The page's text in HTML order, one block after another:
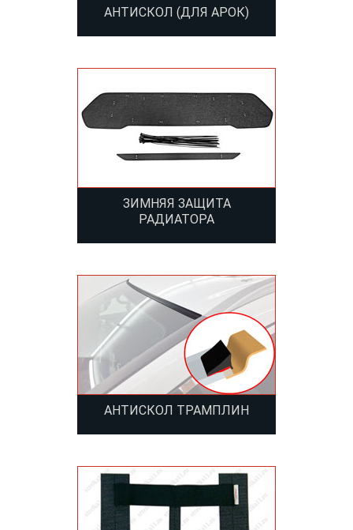
АНТИСКОЛ (ДЛЯ АРОК)
ЗИМНЯЯ ЗАЩИТА
РАДИАТОРА
АНТИСКОЛ ТРАМПЛИН